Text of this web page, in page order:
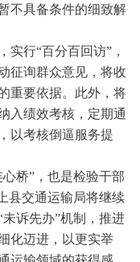
不具备条件的细致解
实行“百分百回访”，
征询群众意见，将收
重要依据。此外，将
入绩效考核，定期通
以考核倒逼服务提
桥”，也是检验干部
县交通运输局将继续
诉先办”机制，推进
化迈进，以更实举